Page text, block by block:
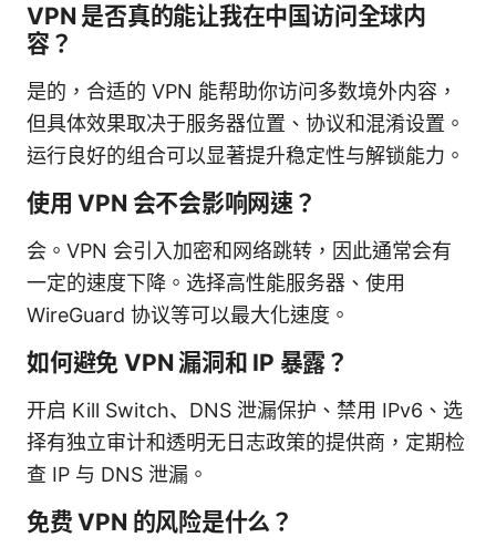
VPN 是否真的能让我在中国访问全球内
容？
是的，合适的 VPN 能帮助你访问多数境外内容，
但具体效果取决于服务器位置、协议和混淆设置。
运行良好的组合可以显著提升稳定性与解锁能力。
使用 VPN 会不会影响网速？
会。VPN 会引入加密和网络跳转，因此通常会有
一定的速度下降。选择高性能服务器、使用
WireGuard 协议等可以最大化速度。
如何避免 VPN 漏洞和 IP 暴露？
开启 Kill Switch、DNS 泄漏保护、禁用 IPv6、选
择有独立审计和透明无日志政策的提供商，定期检
查 IP 与 DNS 泄漏。
免费 VPN 的风险是什么？